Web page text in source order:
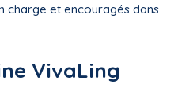
charge et encouragés dans
VivaLing